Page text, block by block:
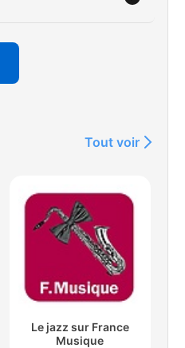
Tout voir
Le jazz sur France
Musique